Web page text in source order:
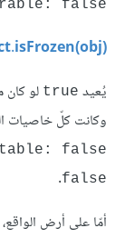
false
يُعيد true لو كان
وكانت كلّ خاصيات
false
false
.
أمّا على أرض